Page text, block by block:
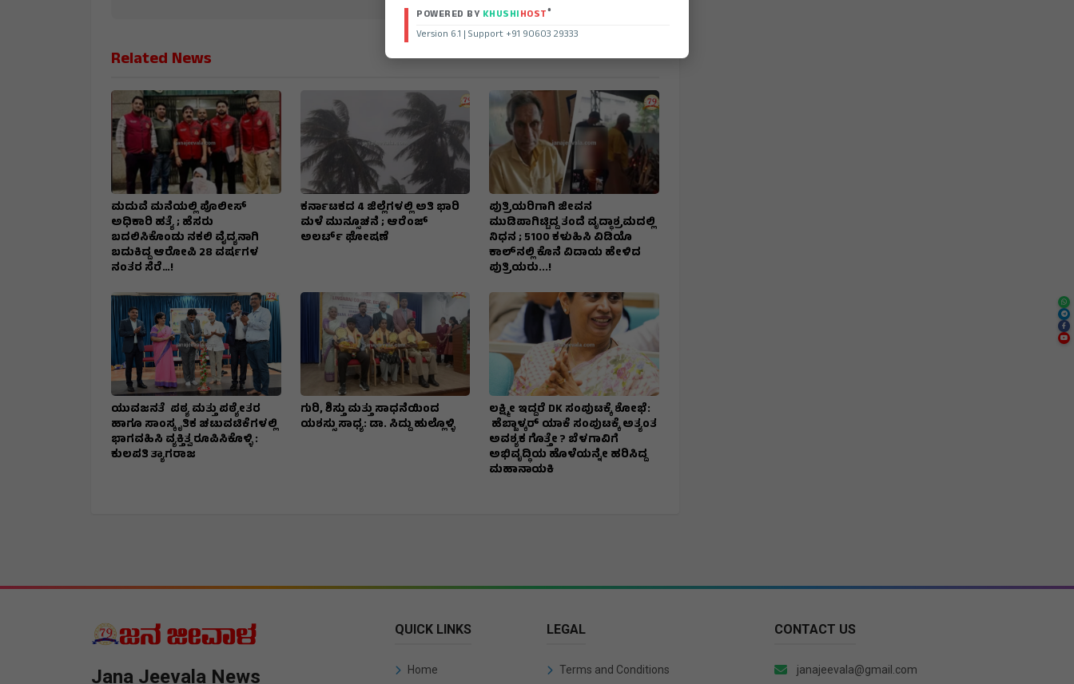
Related News
ಮದುವೆ ಮನೆಯಲ್ಲಿ ಪೊಲೀಸ್
ಅಧಿಕಾರಿ ಹತ್ಯೆ ; ಹೆಸರು
ಬದಲಿಸಿಕೊಂಡು ನಕಲಿ ವೈದ್ಯನಾಗಿ
ಬದುಕಿದ್ದ ಆರೋಪಿ 28 ವರ್ಷಗಳ
ನಂತರ ಸೆರೆ…!
ಕರ್ನಾಟಕದ 4 ಜಿಲ್ಲೆಗಳಲ್ಲಿ ಅತಿ ಭಾರಿ
ಮಳೆ ಮುನ್ಸೂಚನೆ ; ಆರೆಂಜ್‌
ಅಲರ್ಟ್‌ ಘೋಷಣೆ
ಪುತ್ರಿಯರಿಗಾಗಿ ಜೀವನ
ಮುಡಿಪಾಗಿಟ್ಟಿದ್ದ ತಂದೆ ವೃದ್ಧಾಶ್ರಮದಲ್ಲಿ
ನಿಧನ ; ₹5100 ಕಳುಹಿಸಿ ವಿಡಿಯೊ
ಕಾಲ್‌ನಲ್ಲಿ ಕೊನೆ ವಿದಾಯ ಹೇಳಿದ
ಪುತ್ರಿಯರು...!
ಯುವಜನತೆ ಪಠ್ಯ ಮತ್ತು ಪಠ್ಯೇತರ
ಹಾಗೂ ಸಾಂಸ್ಕೃತಿಕ ಚಟುವಟಿಕೆಗಳಲ್ಲಿ
ಭಾಗವಹಿಸಿ ವ್ಯಕ್ತಿತ್ವ ರೂಪಿಸಿಕೊಳ್ಳಿ :
ಕುಲಪತಿ ತ್ಯಾಗರಾಜ
ಗುರಿ, ಶಿಸ್ತು ಮತ್ತು ಸಾಧನೆಯಿಂದ
ಯಶಸ್ಸು ಸಾಧ್ಯ: ಡಾ. ಸಿದ್ದು ಹುಲ್ಲೊಳ್ಳಿ
ಲಕ್ಷ್ಮೀ ಇದ್ದರೆ DK ಸಂಪುಟಕ್ಕೆ ಶೋಭೆ:
ಹೆಬ್ಬಾಳ್ಕರ್ ಯಾಕೆ ಸಂಪುಟಕ್ಕೆ ಅತ್ಯಂತ
ಅವಶ್ಯಕ ಗೊತ್ತೇ ? ಬೆಳಗಾವಿಗೆ
ಅಭಿವೃದ್ಧಿಯ ಹೊಳೆಯನ್ನೇ ಹರಿಸಿದ್ದ
ಮಹಾನಾಯಕಿ
Jana Jeevala News
QUICK LINKS
Home
LEGAL
Terms and Conditions
CONTACT US
janajeevala@gmail.com
POWERED BY KHUSHIHOST®
Version 6.1 | Support +91 90603 29333